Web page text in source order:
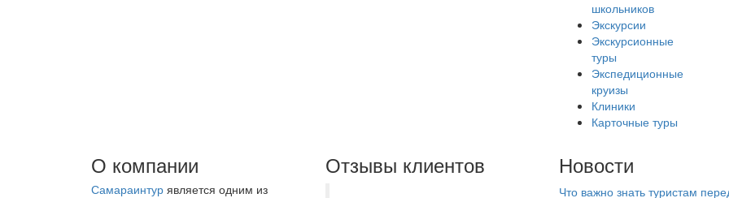
школьников
Экскурсии
Экскурсионные
туры
Экспедиционные
круизы
Клиники
Карточные туры
О компании
Самараинтур является одним из
Отзывы клиентов Новости
Что важно знать туристам